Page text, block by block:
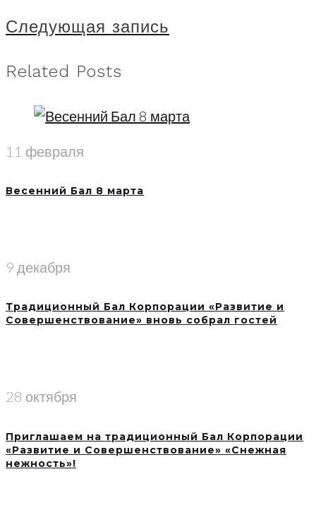
Следующая запись
Related Posts
11 февраля
Весенний Бал 8 марта
9 декабря
Традиционный Бал Корпорации «Развитие и
Совершенствование» вновь собрал гостей
28 октября
Приглашаем на традиционный Бал Корпорации
«Развитие и Совершенствование» «Снежная
нежность»!